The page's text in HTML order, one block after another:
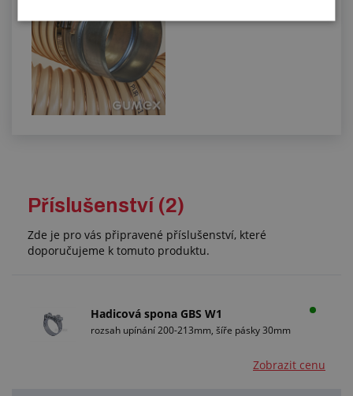
Příslušenství (2)
Zde je pro vás připravené příslušenství, které
doporučujeme k tomuto produktu.
Hadicová spona GBS W1
rozsah upínání 200-213mm, šíře pásky 30mm
Zobrazit cenu